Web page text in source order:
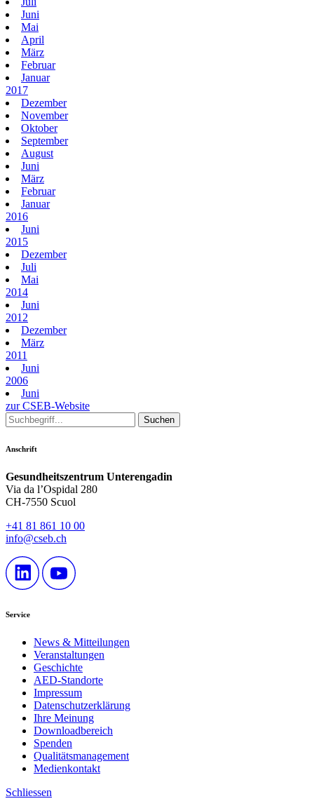
Juni
Mai
April
März
Februar
Januar
2017
Dezember
November
Oktober
September
August
Juni
März
Februar
Januar
2016
Juni
2015
Dezember
Juli
Mai
2014
Juni
2012
Dezember
März
2011
Juni
2006
Juni
zur CSEB-Website
Anschrift
Gesundheitszentrum Unterengadin
Via da l’Ospidal 280
CH-7550 Scuol
+41 81 861 10 00
info@cseb.ch
Service
News & Mitteilungen
Veranstaltungen
Geschichte
AED-Standorte
Impressum
Datenschutzerklärung
Ihre Meinung
Downloadbereich
Spenden
Qualitätsmanagement
Medienkontakt
Schliessen